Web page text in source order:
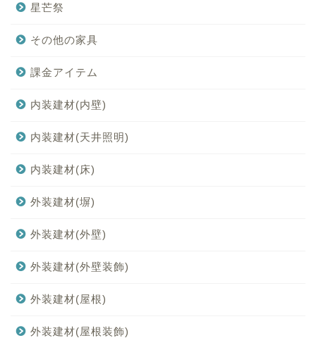
星芒祭
その他の家具
課金アイテム
内装建材(内壁)
内装建材(天井照明)
内装建材(床)
外装建材(塀)
外装建材(外壁)
外装建材(外壁装飾)
外装建材(屋根)
外装建材(屋根装飾)